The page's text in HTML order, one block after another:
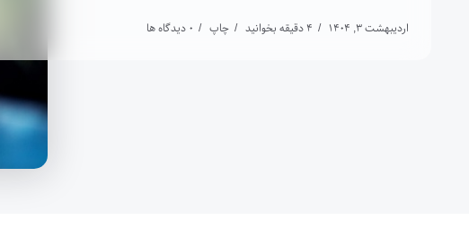
اردیبهشت 3, 1404 4 دقیقه بخوانید چاپ 0 دیدگاه ها